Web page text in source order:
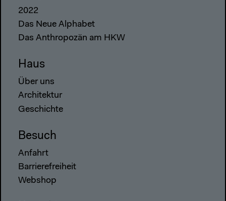
2022
Das Neue Alphabet
Das Anthropozän am HKW
Haus
Über uns
Architektur
Geschichte
Besuch
Anfahrt
Barrierefreiheit
Webshop